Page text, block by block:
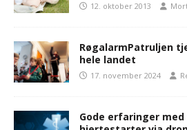
12. oktober 2013
RøgalarmPatruljen
hele landet
17. november 2024
Gode erfaringer